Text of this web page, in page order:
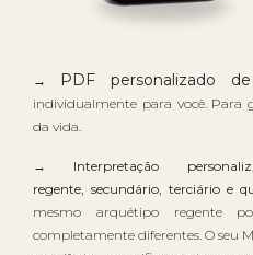
→ PDF personalizado
individualmente para você. Para
da vida.
→ Interpretação
regente, secundário, terciário e
mesmo arquétipo regente
completamente diferentes. O seu